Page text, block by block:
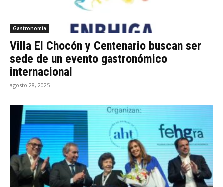
Gastronomía
Villa El Chocón y Centenario buscan ser
sede de un evento gastronómico
internacional
agosto 28, 2025